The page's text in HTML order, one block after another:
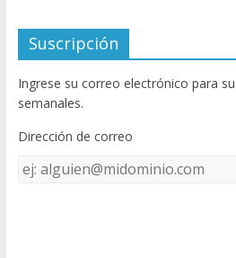
e
b
o
o
k
itt
er
u
T
u
e
C
Suscripción
Ingrese su correo electrónico para
semanales.
Dirección de correo
Dirección